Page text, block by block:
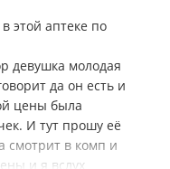
этой аптеке по
девушка молодая
да он есть и
цены была
И тут прошу её
смотрит в комп и
и я вслух